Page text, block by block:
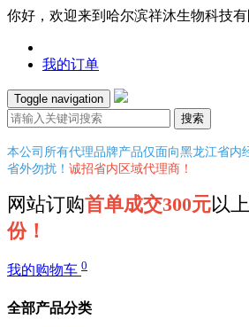
你好，欢迎来到哈尔滨祥沐生物科技有
我的订单
Toggle navigation
搜索
本公司所有代理品牌产品仅面向黑龙江省内
省外勿扰！ 诚招省内区域代理商！
网站订购首单成交300元以
份！
我的购物车 0
全部产品分类